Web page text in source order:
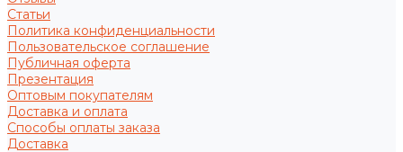
Статьи
Политика конфиденциальности
Пользовательское соглашение
Публичная оферта
Презентация
Оптовым покупателям
Доставка и оплата
Способы оплаты заказа
Доставка